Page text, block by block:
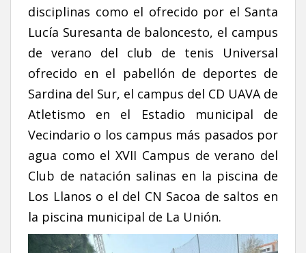
disciplinas como el ofrecido por el Santa
Lucía Suresanta de baloncesto, el campus
de verano del club de tenis Universal
ofrecido en el pabellón de deportes de
Sardina del Sur, el campus del CD UAVA de
Atletismo en el Estadio municipal de
Vecindario o los campus más pasados por
agua como el XVII Campus de verano del
Club de natación salinas en la piscina de
Los Llanos o el del CN Sacoa de saltos en
la piscina municipal de La Unión.